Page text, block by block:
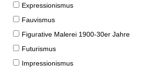
Expressionismus
Fauvismus
Figurative Malerei 1900-30er Jahre
Futurismus
Impressionismus